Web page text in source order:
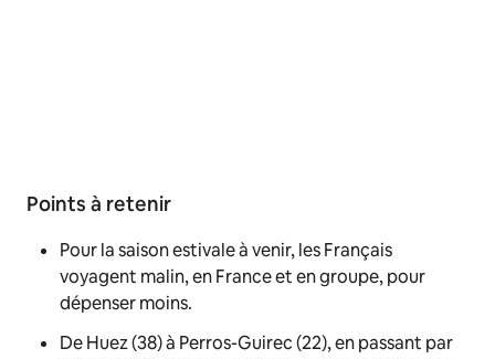
Points à retenir
Pour la saison estivale à venir, les Français
voyagent malin, en France et en groupe, pour
dépenser moins.
De Huez (38) à Perros-Guirec (22), en passant par